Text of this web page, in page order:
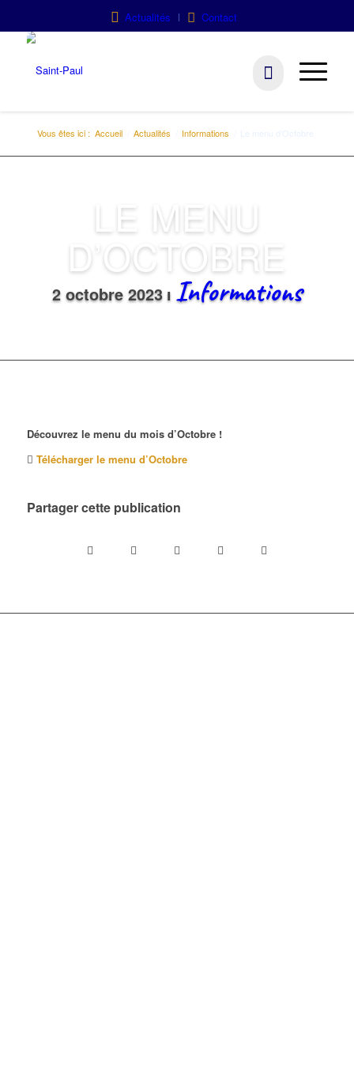
Actualités Contact
Vous êtes ici : Accueil Actualités Informations
LE MENU
D’OCTOBRE
2 octobre 2023ı Informations
Découvrez le menu du mois d’Octobre !
Télécharger le menu d’Octobre
Partager cette publication